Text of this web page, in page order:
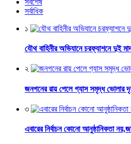
সর্বাধিক
১
যৌথ বাহিনীর অভিযানে চরফ্যাশনে দুই
২
জনগনের রায় পেলে গ্যাস সমৃদ্ধ ভোলার
৩
এবারের নির্বাচন কোনো আনুষ্ঠানিকতা